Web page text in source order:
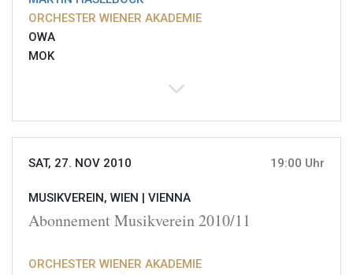
ORCHESTER WIENER AKADEMIE
OWA
MOK
SAT, 27. NOV 2010 19:00 Uhr
MUSIKVEREIN, WIEN | VIENNA
Abonnement Musikverein 2010/11
ORCHESTER WIENER AKADEMIE